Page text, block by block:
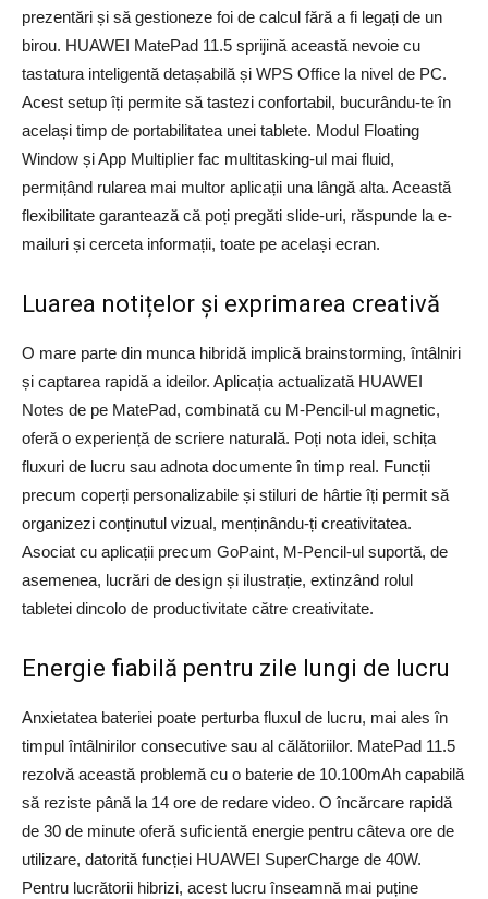
prezentări și să gestioneze foi de calcul fără a fi legați de un
birou. HUAWEI MatePad 11.5 sprijină această nevoie cu
tastatura inteligentă detașabilă și WPS Office la nivel de PC.
Acest setup îți permite să tastezi confortabil, bucurându-te în
același timp de portabilitatea unei tablete. Modul Floating
Window și App Multiplier fac multitasking-ul mai fluid,
permițând rularea mai multor aplicații una lângă alta. Această
flexibilitate garantează că poți pregăti slide-uri, răspunde la e-
mailuri și cerceta informații, toate pe același ecran.
Luarea notițelor și exprimarea creativă
O mare parte din munca hibridă implică brainstorming, întâlniri
și captarea rapidă a ideilor. Aplicația actualizată HUAWEI
Notes de pe MatePad, combinată cu M-Pencil-ul magnetic,
oferă o experiență de scriere naturală. Poți nota idei, schița
fluxuri de lucru sau adnota documente în timp real. Funcții
precum coperți personalizabile și stiluri de hârtie îți permit să
organizezi conținutul vizual, menținându-ți creativitatea.
Asociat cu aplicații precum GoPaint, M-Pencil-ul suportă, de
asemenea, lucrări de design și ilustrație, extinzând rolul
tabletei dincolo de productivitate către creativitate.
Energie fiabilă pentru zile lungi de lucru
Anxietatea bateriei poate perturba fluxul de lucru, mai ales în
timpul întâlnirilor consecutive sau al călătoriilor. MatePad 11.5
rezolvă această problemă cu o baterie de 10.100mAh capabilă
să reziste până la 14 ore de redare video. O încărcare rapidă
de 30 de minute oferă suficientă energie pentru câteva ore de
utilizare, datorită funcției HUAWEI SuperCharge de 40W.
Pentru lucrătorii hibrizi, acest lucru înseamnă mai puține